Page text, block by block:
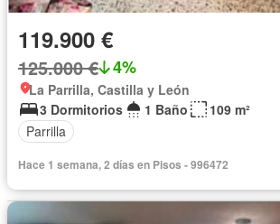
119.900 €
125.000 € 4%
La Parrilla, Castilla y León
3 Dormitorios
1 Baño
109 m²
Parrilla
Hace 1 semana, 2 días en Pisos - 996472